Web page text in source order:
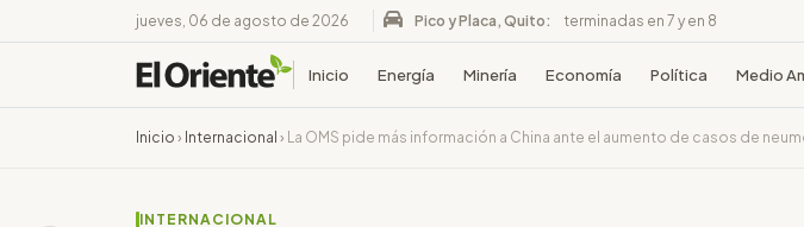
jueves, 06 de agosto de 2026 Pico y Placa, Quito: terminadas en 7 y en 8
Inicio Energía Minería Economía Política Medio
Inicio › Internacional › La OMS pide más información a China ante el aumento de casos de
INTERNACIONAL